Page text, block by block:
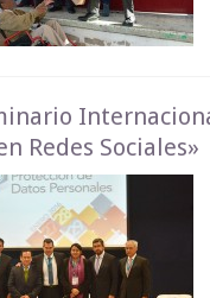
Redes Sociales»